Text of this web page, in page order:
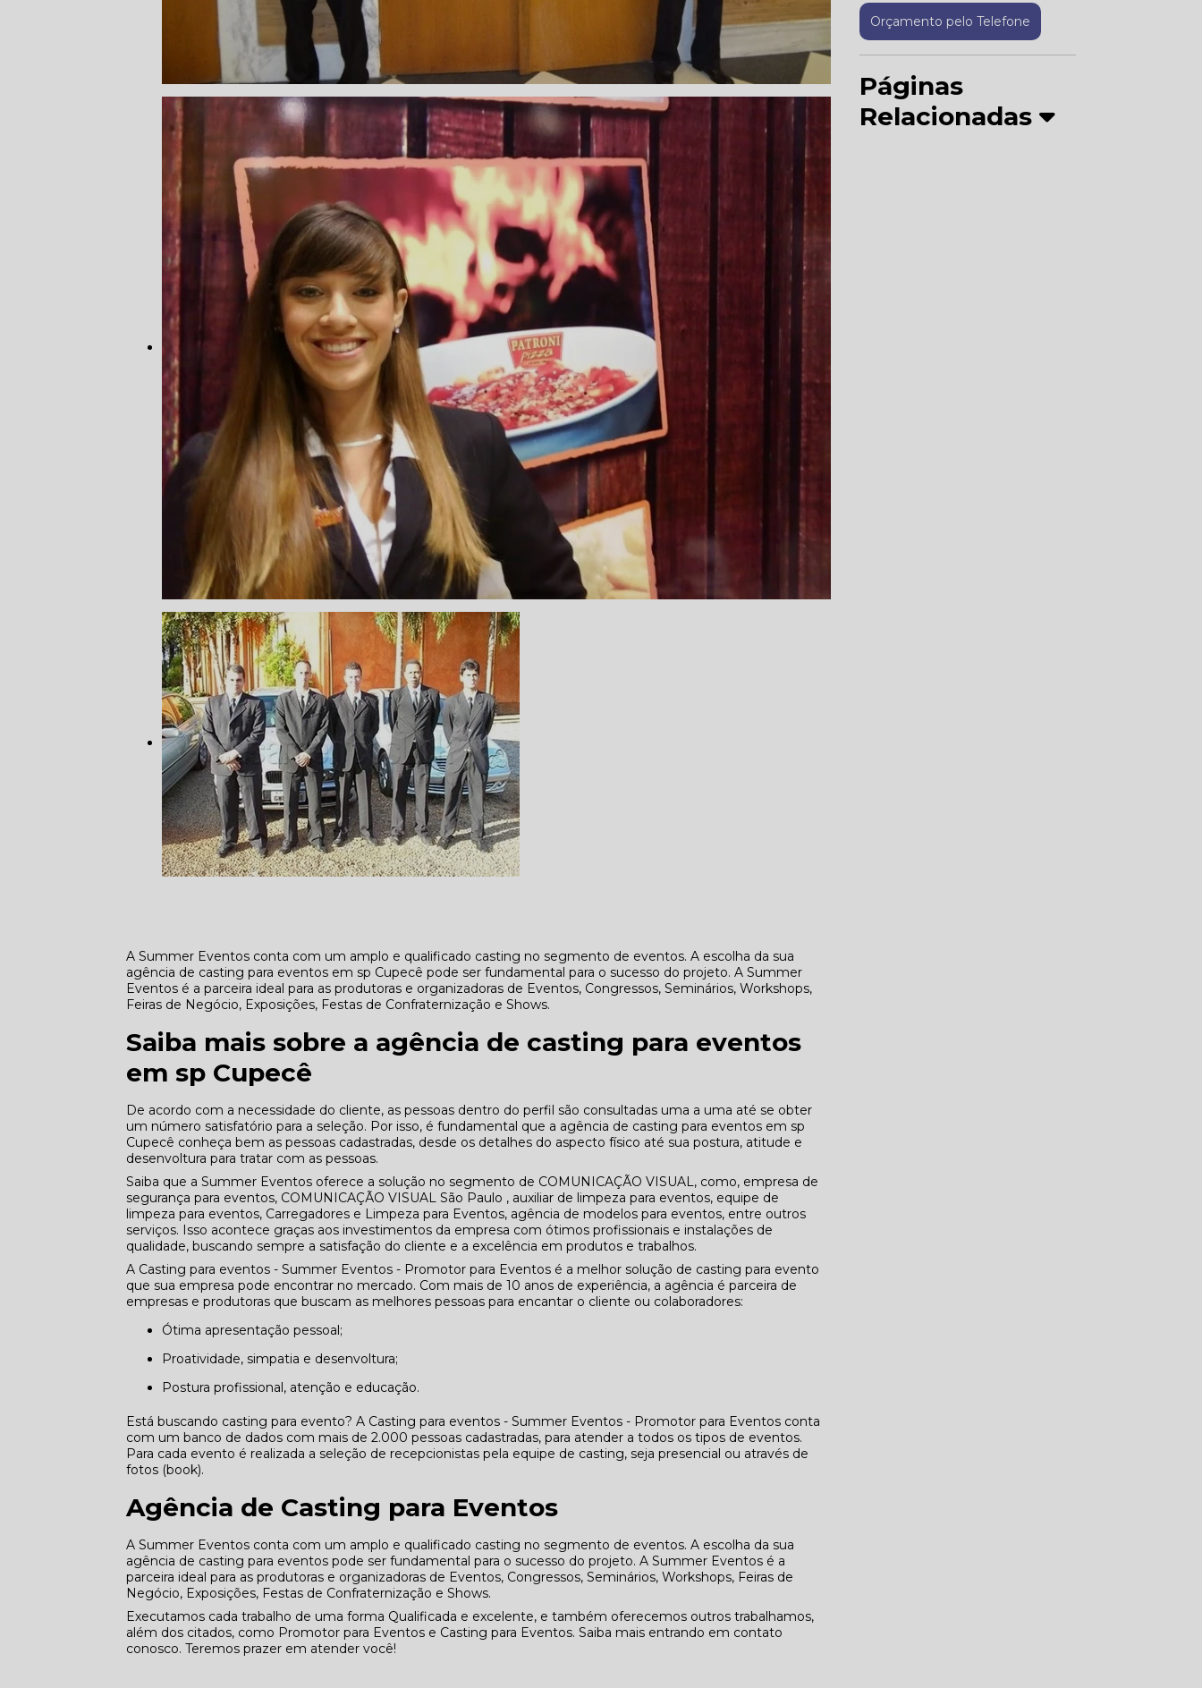
A Summer Eventos conta com um amplo e qualificado casting no segmento de eventos. A escolha da sua
agência de casting para eventos em sp Cupecê pode ser fundamental para o sucesso do projeto. A Summer
Eventos é a parceira ideal para as produtoras e organizadoras de Eventos, Congressos, Seminários, Workshops,
Feiras de Negócio, Exposições, Festas de Confraternização e Shows.
Saiba mais sobre a agência de casting para eventos
em sp Cupecê
De acordo com a necessidade do cliente, as pessoas dentro do perfil são consultadas uma a uma até se obter
um número satisfatório para a seleção. Por isso, é fundamental que a agência de casting para eventos em sp
Cupecê conheça bem as pessoas cadastradas, desde os detalhes do aspecto físico até sua postura, atitude e
desenvoltura para tratar com as pessoas.
Saiba que a Summer Eventos oferece a solução no segmento de COMUNICAÇÃO VISUAL, como, empresa de
segurança para eventos, COMUNICAÇÃO VISUAL São Paulo , auxiliar de limpeza para eventos, equipe de
limpeza para eventos, Carregadores e Limpeza para Eventos, agência de modelos para eventos, entre outros
serviços. Isso acontece graças aos investimentos da empresa com ótimos profissionais e instalações de
qualidade, buscando sempre a satisfação do cliente e a excelência em produtos e trabalhos.
A Casting para eventos - Summer Eventos - Promotor para Eventos é a melhor solução de casting para evento
que sua empresa pode encontrar no mercado. Com mais de 10 anos de experiência, a agência é parceira de
empresas e produtoras que buscam as melhores pessoas para encantar o cliente ou colaboradores:
Ótima apresentação pessoal;
Proatividade, simpatia e desenvoltura;
Postura profissional, atenção e educação.
Está buscando casting para evento? A Casting para eventos - Summer Eventos - Promotor para Eventos conta
com um banco de dados com mais de 2.000 pessoas cadastradas, para atender a todos os tipos de eventos.
Para cada evento é realizada a seleção de recepcionistas pela equipe de casting, seja presencial ou através de
fotos (book).
Agência de Casting para Eventos
A Summer Eventos conta com um amplo e qualificado casting no segmento de eventos. A escolha da sua
agência de casting para eventos pode ser fundamental para o sucesso do projeto. A Summer Eventos é a
parceira ideal para as produtoras e organizadoras de Eventos, Congressos, Seminários, Workshops, Feiras de
Negócio, Exposições, Festas de Confraternização e Shows.
Executamos cada trabalho de uma forma Qualificada e excelente, e também oferecemos outros trabalhamos,
além dos citados, como Promotor para Eventos e Casting para Eventos. Saiba mais entrando em contato
conosco. Teremos prazer em atender você!
Orçamento pelo Telefone
Páginas
Relacionadas